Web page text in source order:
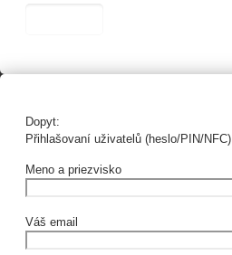
Dopyt:
Přihlašovaní uživatelů (heslo/PIN/NFC)
Meno a priezvisko
Váš email